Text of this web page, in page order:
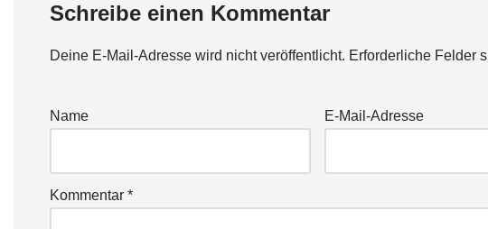
Schreibe einen Kommentar
Deine E-Mail-Adresse wird nicht veröffentlicht. Erforderliche Felder
Name E-Mail-Adresse
Kommentar *